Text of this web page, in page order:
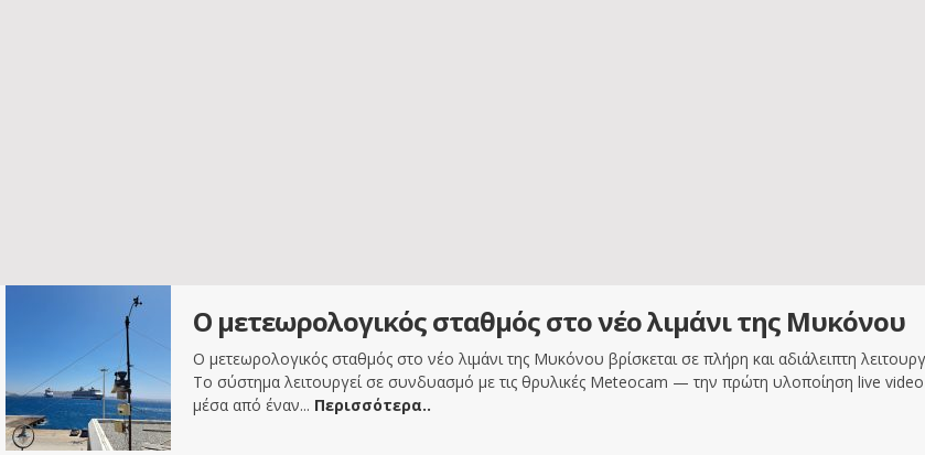
Ο μετεωρολογικός σταθμός στο νέο λιμάνι της Μυκόνου
Ο μετεωρολογικός σταθμός στο νέο λιμάνι της Μυκόνου βρίσκεται σε πλήρη και αδιάλειπτη
Το σύστημα λειτουργεί σε συνδυασμό με τις θρυλικές Meteocam — την πρώτη υλοποίηση live
μέσα από έναν... Περισσότερα..